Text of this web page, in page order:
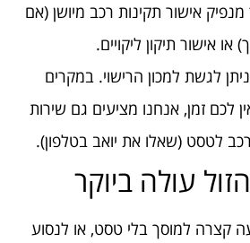
אישור תקינות רכב מיושן (אם
או אישור תיקון ליקויים.
לגשת למכון הרישוי. במקרים
לכם זמן, אנחנו מציעים גם שירות
לטסט (שאלו את יואב בטלפון).
עולה ביוקר
קצרה למוסך בלי טסט, או לנסוע